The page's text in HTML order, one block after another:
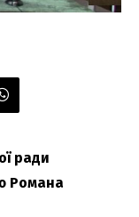
ради
Романа